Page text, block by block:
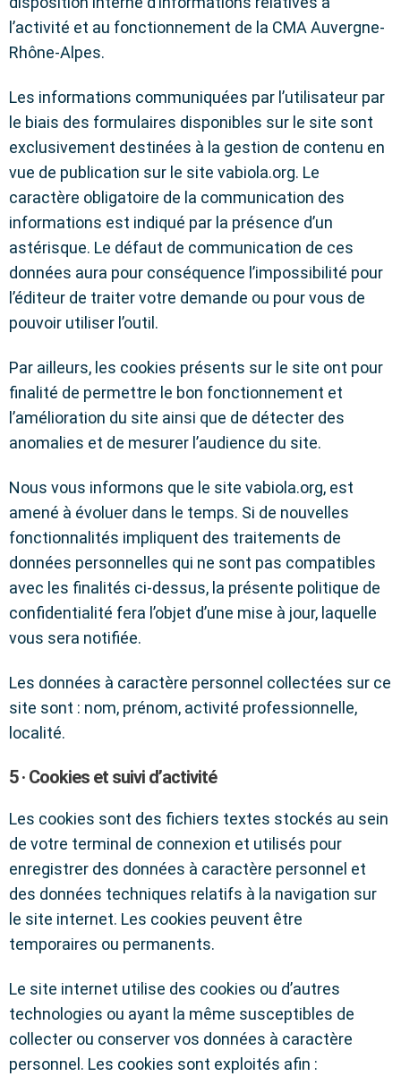
l’activité et au fonctionnement de la CMA Auvergne-
Rhône-Alpes.
Les informations communiquées par l’utilisateur par
le biais des formulaires disponibles sur le site sont
exclusivement destinées à la gestion de contenu en
vue de publication sur le site vabiola.org. Le
caractère obligatoire de la communication des
informations est indiqué par la présence d’un
astérisque. Le défaut de communication de ces
données aura pour conséquence l’impossibilité pour
l’éditeur de traiter votre demande ou pour vous de
pouvoir utiliser l’outil.
Par ailleurs, les cookies présents sur le site ont pour
finalité de permettre le bon fonctionnement et
l’amélioration du site ainsi que de détecter des
anomalies et de mesurer l’audience du site.
Nous vous informons que le site vabiola.org, est
amené à évoluer dans le temps. Si de nouvelles
fonctionnalités impliquent des traitements de
données personnelles qui ne sont pas compatibles
avec les finalités ci-dessus, la présente politique de
confidentialité fera l’objet d’une mise à jour, laquelle
vous sera notifiée.
Les données à caractère personnel collectées sur ce
site sont : nom, prénom, activité professionnelle,
localité.
5 · Cookies et suivi d’activité
Les cookies sont des fichiers textes stockés au sein
de votre terminal de connexion et utilisés pour
enregistrer des données à caractère personnel et
des données techniques relatifs à la navigation sur
le site internet. Les cookies peuvent être
temporaires ou permanents.
Le site internet utilise des cookies ou d’autres
technologies ou ayant la même susceptibles de
collecter ou conserver vos données à caractère
personnel. Les cookies sont exploités afin :